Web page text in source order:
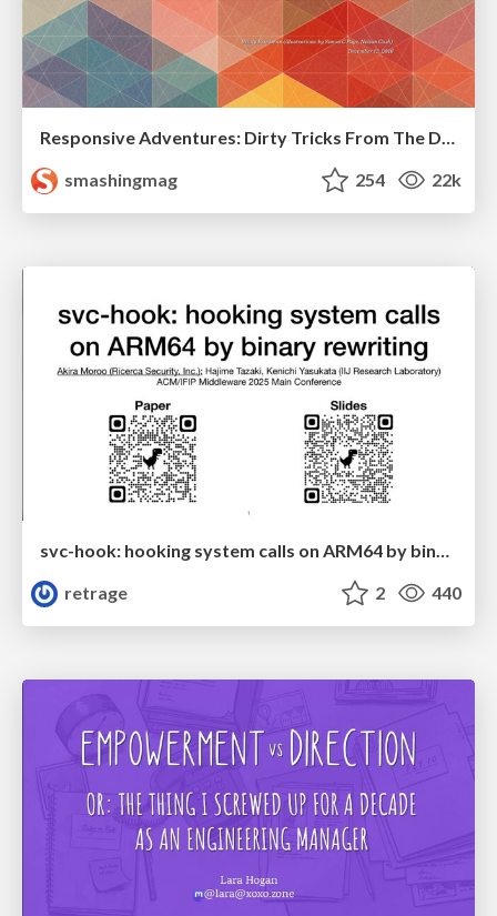
smashingmag
254 22k
svc-hook: hooking system calls on ARM64 by binary rewriting
retrage
2 440